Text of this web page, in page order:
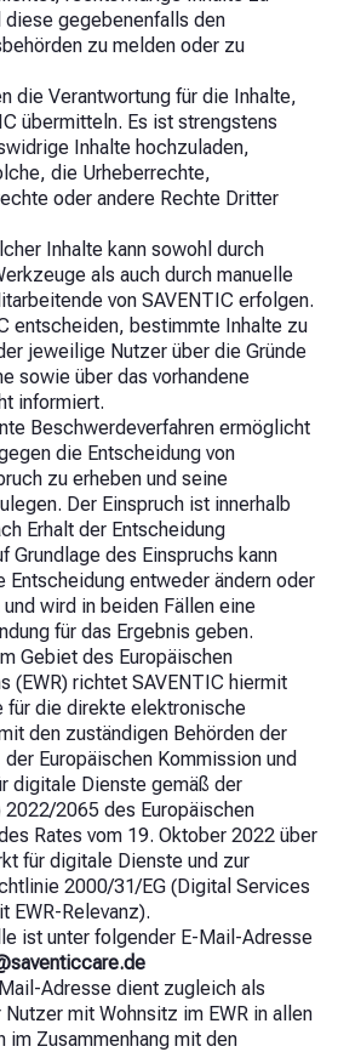
diese gegebenenfalls den
zu melden oder zu
die Verantwortung für die Inhalte,
übermitteln. Es ist strengstens
Inhalte hochzuladen,
die Urheberrechte,
oder andere Rechte Dritter
Inhalte kann sowohl durch
als auch durch manuelle
von SAVENTIC erfolgen.
entscheiden, bestimmte Inhalte zu
jeweilige Nutzer über die Gründe
sowie über das vorhandene
informiert.
Beschwerdeverfahren ermöglicht
die Entscheidung von
zu erheben und seine
Der Einspruch ist innerhalb
Erhalt der Entscheidung
Grundlage des Einspruchs kann
Entscheidung entweder ändern oder
wird in beiden Fällen eine
für das Ergebnis geben.
Gebiet des Europäischen
(EWR) richtet SAVENTIC hiermit
für die direkte elektronische
den zuständigen Behörden der
Europäischen Kommission und
digitale Dienste gemäß der
2022/2065 des Europäischen
Rates vom 19. Oktober 2022 über
für digitale Dienste und zur
2000/31/EG (Digital Services
EWR-Relevanz).
ist unter folgender E-Mail-Adresse
Adresse dient zugleich als
mit Wohnsitz im EWR in allen
im Zusammenhang mit den